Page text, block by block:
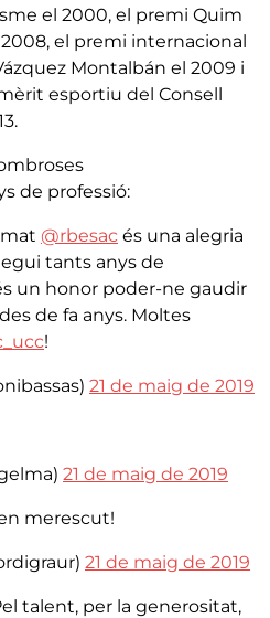
el 2000, el premi Quim
el premi internacional
Montalbán el 2009 i
esportiu del Consell
de professió:
@rbesac és una alegria
tants anys de
un honor poder-ne gaudir
de fa anys. Moltes
!
21 de maig de 2019
21 de maig de 2019
merescut!
21 de maig de 2019
talent, per la generositat,